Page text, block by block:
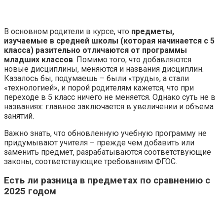
В основном родители в курсе, что предметы,
изучаемые в средней школы (которая начинается с 5
класса) разительно отличаются от программы
младших классов. Помимо того, что добавляются
новые дисциплины, меняются и названия дисциплин.
Казалось бы, подумаешь – были «труды», а стали
«технологией», и порой родителям кажется, что при
переходе в 5 класс ничего не меняется. Однако суть не в
названиях: главное заключается в увеличении и объема
занятий.
Важно знать, что обновленную учебную программу не
придумывают учителя – прежде чем добавить или
заменить предмет, разрабатываются соответствующие
законы, соответствующие требованиям ФГОС.
Есть ли разница в предметах по сравнению с
2025 годом